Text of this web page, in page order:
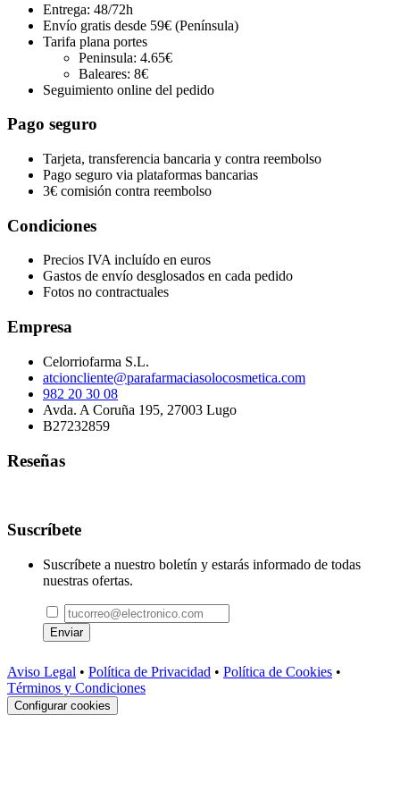
Entrega: 48/72h
Envío gratis desde 59€ (Península)
Tarifa plana portes
Peninsula: 4.65€
Baleares: 8€
Seguimiento online del pedido
Pago seguro
Tarjeta, transferencia bancaria y contra reembolso
Pago seguro via plataformas bancarias
3€ comisión contra reembolso
Condiciones
Precios IVA incluído en euros
Gastos de envío desglosados en cada pedido
Fotos no contractuales
Empresa
Celorriofarma S.L.
atcioncliente@parafarmaciasolocosmetica.com
982 20 30 08
Avda. A Coruña 195, 27003 Lugo
B27232859
Reseñas
Suscríbete
Suscríbete a nuestro boletín y estarás informado de todas
nuestras ofertas.
Enviar
Aviso Legal • Política de Privacidad • Política de Cookies •
Términos y Condiciones
Configurar cookies